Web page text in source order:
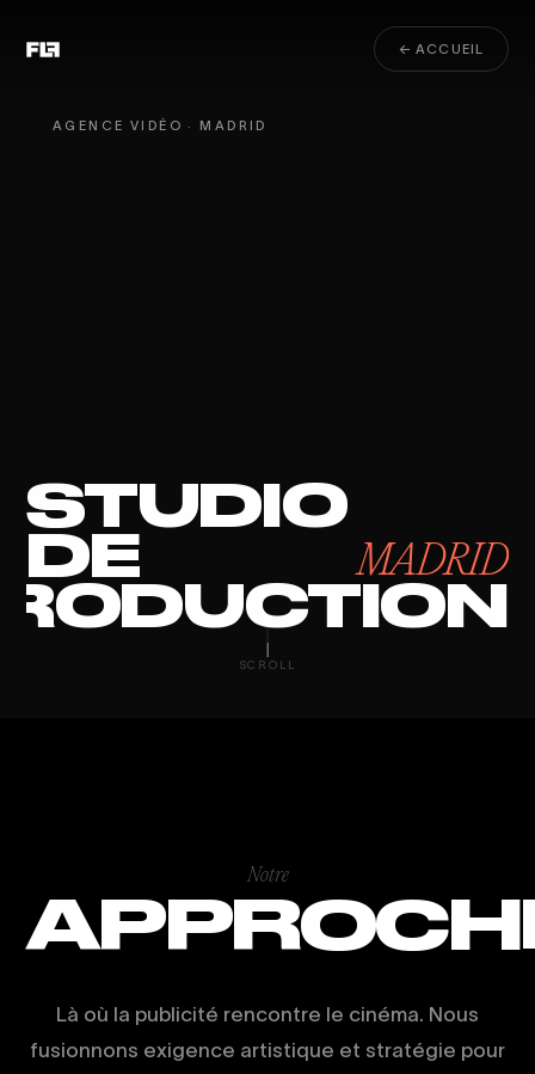
← ACCUEIL
CLIP
AGENCE VIDÉO · MADRID
STUDIO
DE MADRID
SCROLL
Notre
Là où la publicité rencontre le cinéma. Nous
fusionnons exigence artistique et stratégie pour